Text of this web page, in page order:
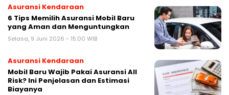
Asuransi Kendaraan
6 Tips Memilih Asuransi Mobil Baru
yang Aman dan Menguntungkan
Selasa, 9 Juni 2026 - 15:00 WIB
Asuransi Kendaraan
Mobil Baru Wajib Pakai Asuransi All
Risk? Ini Penjelasan dan Estimasi
Biayanya